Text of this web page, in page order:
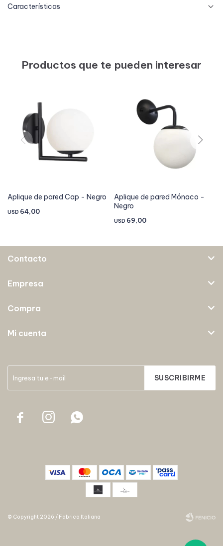
Características
Productos que te pueden interesar
Aplique de pared Cap - Negro
USD 64,00
Aplique de pared Mónaco -
Negro
USD 69,00
SUSCRIBIRME
  
Contacto
Empresa
Compra
Mi cuenta
© Copyright 2026 / Fabrica Italiana